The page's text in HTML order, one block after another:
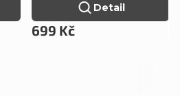
699 Kč
Detail